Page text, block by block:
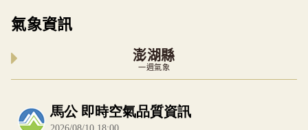
氣象資訊
澎湖縣
一週氣象
內嵌空氣品質小工具為視覺預覽，完整即時空